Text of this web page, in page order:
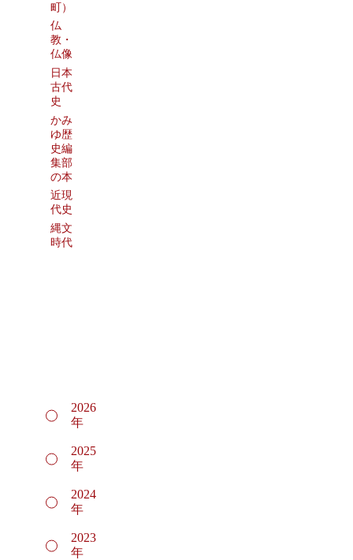
町）
仏
教・
仏像
日本
古代
史
かみ
ゆ歴
史編
集部
の本
近現
代史
縄文
時代
2026
年
2025
年
2024
年
2023
年